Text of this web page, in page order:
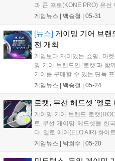
과 콘 프로(KONE PRO) 유
스를 통해 출시한다. 로캣 콘
택을 제공한다. 로캣
마우스를 소개하게 되어 매우
특유의 디자인과 함께 강력한
할 수 있어 기쁘다"라고 전했다
게임뉴스 | 백승철 | 05-31
[뉴스] 게이밍 기어 브랜
전 개최
게임보다 재미있는 쇼핑, 마
밍 기어 브랜드인 '로캣'과 함
기어를 구매할 수 있는 단독
프로모션에서는 로캣 불칸
밍 기어 제품을 최대 31% 할
상에 포함되지 않는 제품들
게임뉴스 | 백승철 | 05-24
로캣, 무선 헤드셋 '엘로
게이밍 기어 브랜드 로캣
트 무선 게이밍 헤드셋을 한
다. 엘로 에어(ELO AIR) 화이
충전식 배터리가...
게임뉴스 | 박희수 | 05-20